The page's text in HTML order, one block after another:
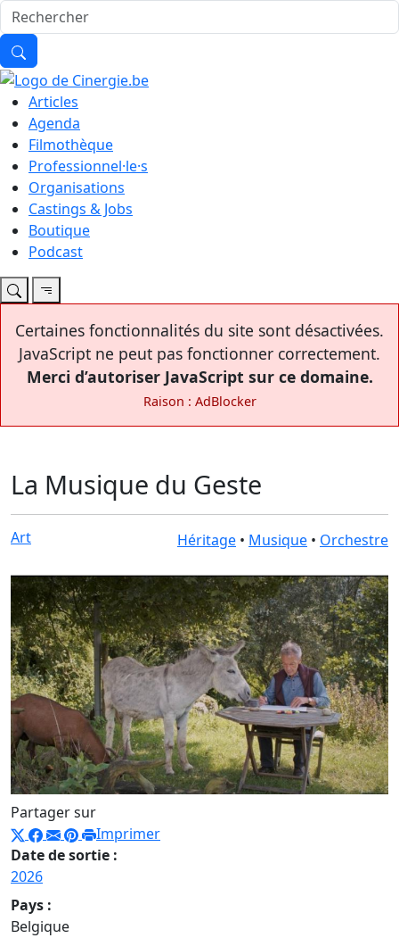
Articles
Agenda
Filmothèque
Professionnel·le·s
Organisations
Castings & Jobs
Boutique
Podcast
Certaines fonctionnalités du site sont désactivées.
JavaScript ne peut pas fonctionner correctement.
Merci d’autoriser JavaScript sur ce domaine.
Raison : AdBlocker
La Musique du Geste
Art Héritage • Musique • Orchestre
Partager sur
Imprimer
Date de sortie :
2026
Pays :
Belgique